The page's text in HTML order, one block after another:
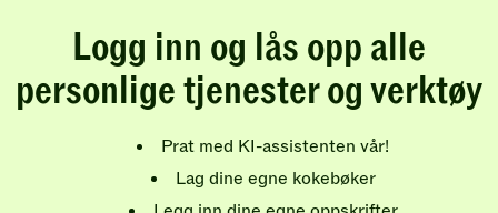
Logg inn og lås opp alle
personlige tjenester og verktøy
Prat med KI-assistenten vår!
Lag dine egne kokebøker